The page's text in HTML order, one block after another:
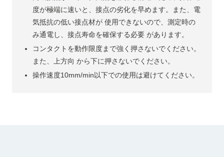
度が極端に速いと、接点の劣化を早めます。また、電
気抵抗の低い接点材が 使用できないので、測定時の
み通電し、接点寿命を確保する必要 があります。
コンタクトを動作限度まで強く押さないでください。
また、上方向 から下に押さないでください。
操作速度10mm/min以下での使用は避けてください。